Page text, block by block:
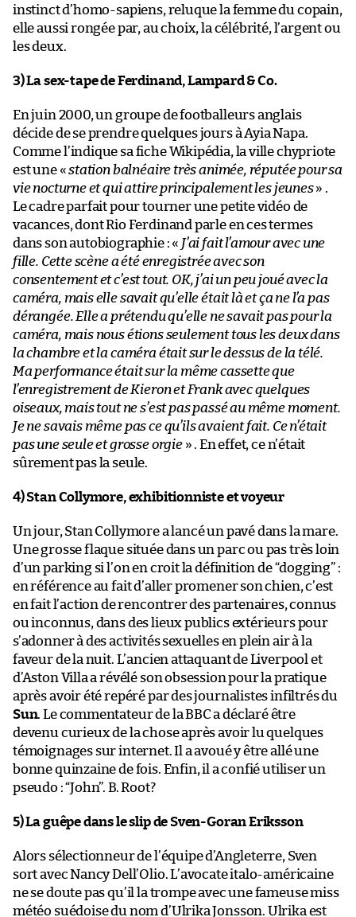
instinct d’homo-sapiens, reluque la femme du copain,
elle aussi rongée par, au choix, la célébrité, l’argent ou
les deux.
3) La sex-tape de Ferdinand, Lampard & Co.
En juin 2000, un groupe de footballeurs anglais
décide de se prendre quelques jours à Ayia Napa.
Comme l’indique sa fiche Wikipédia, la ville chypriote
est une «station balnéaire très animée, réputée pour sa
vie nocturne et qui attire principalement les jeunes» .
Le cadre parfait pour tourner une petite vidéo de
vacances, dont Rio Ferdinand parle en ces termes
dans son autobiographie : « J’ai fait l’amour avec une
fille. Cette scène a été enregistrée avec son
consentement et c’est tout. OK, j’ai un peu joué avec la
caméra, mais elle savait qu’elle était là et ça ne l’a pas
dérangée. Elle a prétendu qu’elle ne savait pas pour la
caméra, mais nous étions seulement tous les deux dans
la chambre et la caméra était sur le dessus de la télé.
Ma performance était sur la même cassette que
l’enregistrement de Kieron et Frank avec quelques
oiseaux, mais tout ne s’est pas passé au même moment.
Je ne savais même pas ce qu’ils avaient fait. Ce n’était
pas une seule et grosse orgie» . En effet, ce n’était
sûrement pas la seule.
4) Stan Collymore, exhibitionniste et voyeur
Un jour, Stan Collymore a lancé un pavé dans la mare.
Une grosse flaque située dans un parc ou pas très loin
d’un parking si l’on en croit la définition de “dogging” :
en référence au fait d’aller promener son chien, c’est
en fait l’action de rencontrer des partenaires, connus
ou inconnus, dans des lieux publics extérieurs pour
s’adonner à des activités sexuelles en plein air à la
faveur de la nuit. L’ancien attaquant de Liverpool et
d’Aston Villa a révélé son obsession pour la pratique
après avoir été repéré par des journalistes infiltrés du
Sun. Le commentateur de la BBC a déclaré être
devenu curieux de la chose après avoir lu quelques
témoignages sur internet. Il a avoué y être allé une
bonne quinzaine de fois. Enfin, il a confié utiliser un
pseudo : “John”. B. Root?
5) La guêpe dans le slip de Sven-Goran Eriksson
Alors sélectionneur de l’équipe d’Angleterre, Sven
sort avec Nancy Dell’Olio. L’avocate italo-américaine
ne se doute pas qu’il la trompe avec une fameuse miss
météo suédoise du nom d’Ulrika Jonsson. Ulrika est